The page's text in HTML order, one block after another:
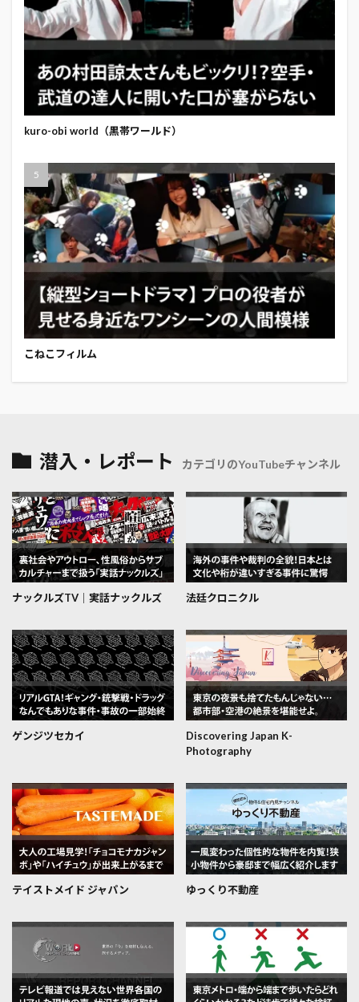
kuro-obi world（黒帯ワールド）
こねこフィルム
潜入・レポート カテゴリのYouTubeチャンネル
ナックルズTV│実話ナックルズ 法廷クロニクル
ゲンジツセカイ
Discovering Japan K-
Photography
テイストメイド ジャパン ゆっくり不動産